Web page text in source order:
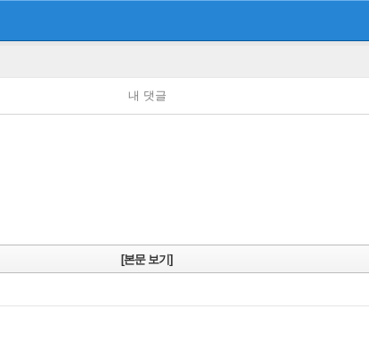
내 댓글
[본문 보기]